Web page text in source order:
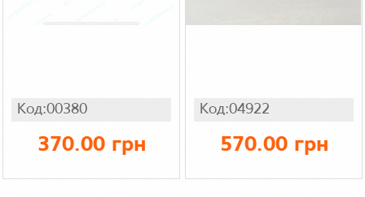
Код:00380
370.00 грн
Код:04922
570.00 грн